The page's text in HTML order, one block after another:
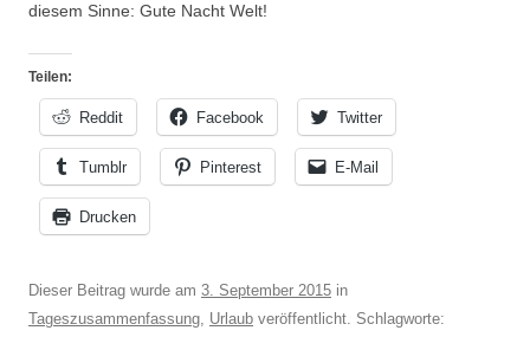
diesem Sinne: Gute Nacht Welt!
Teilen:
Reddit Facebook Twitter
Tumblr Pinterest E-Mail
Drucken
Dieser Beitrag wurde am 3. September 2015 in
Tageszusammenfassung, Urlaub veröffentlicht. Schlagworte: